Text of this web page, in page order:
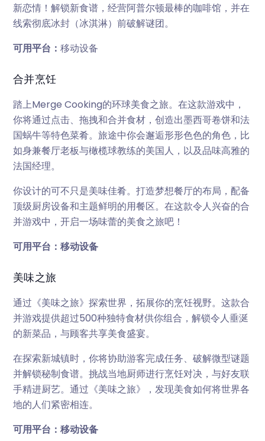
新恋情！解锁新食谱，经营阿普尔顿最棒的咖啡馆，并在
线索彻底冰封（冰淇淋）前破解谜团。
可用平台：移动设备
合并烹饪
踏上Merge Cooking的环球美食之旅。在这款游戏中，
你将通过点击、拖拽和合并食材，创造出墨西哥卷饼和法
国蜗牛等特色菜肴。旅途中你会邂逅形形色色的角色，比
如身兼餐厅老板与橄榄球教练的美国人，以及品味高雅的
法国经理。
你设计的可不只是美味佳肴。打造梦想餐厅的布局，配备
顶级厨房设备和主题鲜明的用餐区。在这款令人兴奋的合
并游戏中，开启一场味蕾的美食之旅吧！
可用平台：移动设备
美味之旅
通过《美味之旅》探索世界，拓展你的烹饪视野。这款合
并游戏提供超过500种独特食材供你组合，解锁令人垂涎
的新菜品，与顾客共享美食盛宴。
在探索新城镇时，你将协助游客完成任务、破解微型谜题
并解锁秘制食谱。挑战当地厨师进行烹饪对决，与好友联
手精进厨艺。通过《美味之旅》，发现美食如何将世界各
地的人们紧密相连。
可用平台：移动设备